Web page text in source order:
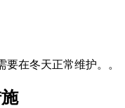
在冬天正常维护。。